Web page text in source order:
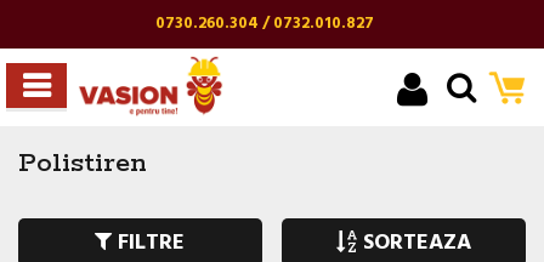
0730.260.304 / 0732.010.827
Polistiren
FILTRE SORTEAZA